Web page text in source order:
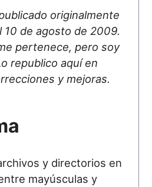
originalmente
10 de agosto de 2009.
pertenece, pero soy
republico aquí en
y mejoras.
y directorios en
mayúsculas y